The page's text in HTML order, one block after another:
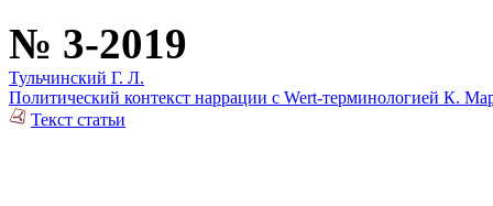
№ 3-2019
Тульчинский Г. Л.
Политический контекст наррации с Wert-терминологией К.
Текст статьи